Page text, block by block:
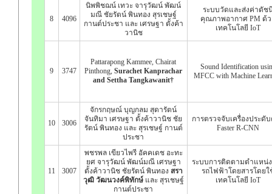
8 4096
นิพพิชฌน์ เทวะ จารุวัฒน์ พัฒน์
มณี ชัยรัตน์ พินทอง สุรเชษฐ์
กานต์ประชา และ เศรษฐา ตั้งค้า
วานิช
ระบบวัดและส่งค่าดัช
คุณภาพอากาศ PM ด้
เทคโนโลยี IoT
9 3747
Pattarapong Kammee, Chairat
Pinthong, Surachet Kanprachar
and Settha Tangkawanit†
Sound Identification
MFCC with Machine
10 3006
จักรกฤษณ์ บุญกลม สุดารัตน์
จันทิมา เศรษฐา ตั้งค้าวานิช ชัย
รัตน์ พินทอง และ สุรเชษฐ์ กานต์
ประชา
การตรวจจับเครื่องประดั
Faster R-CNN
11 3007
พชรพล เขียวไพรี อัคคเดช อะทะ
ยศ จารุวัฒน์ พัฒน์มณี เศรษฐา
ตั้งค้าวานิช ชัยรัตน์ พินทอง สรา
วุฒิ วัฒนวงค์พิทักษ์และ สุรเชษฐ์
กานต์ประชา
ระบบการติดตามตำแหน่
รถไฟฟ้าโดยสารโดยใ
เทคโนโลยี IoT